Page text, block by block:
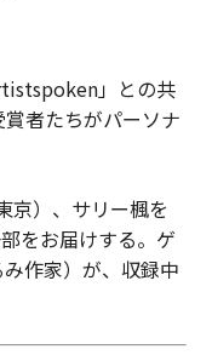
」との共
者たちがパーソナ
京）、サリー楓を
をお届けする。ゲ
作家）が、収録中